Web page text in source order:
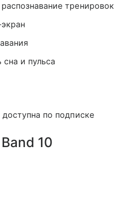
тренировок
и пульса
по подписке
10